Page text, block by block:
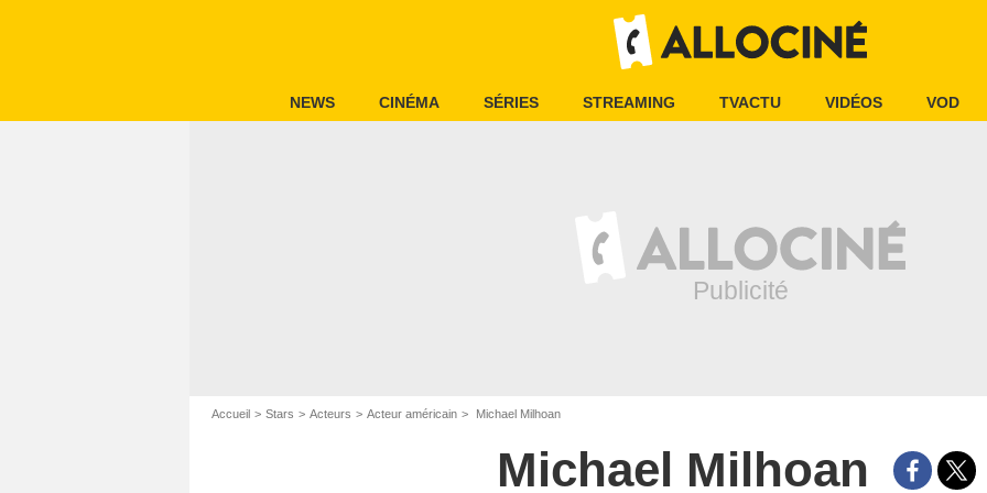
NEWS CINÉMA SÉRIES STREAMING TVACTU VIDÉOS VOD
Accueil Stars Acteurs Acteur américain Michael Milhoan
Michael Milhoan